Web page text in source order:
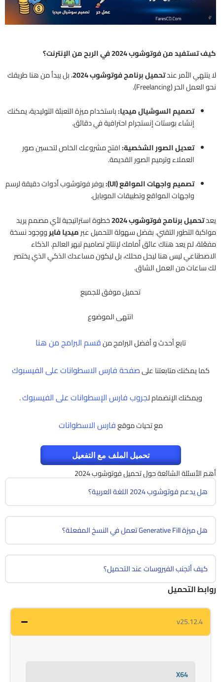
كيف تستفيد من فوتوشوب 2024 في الربح من الإنترنت؟
لا ينتهي الأمر عندتحميل برنامج فوتوشوب 2024
، بل يبدأ من هنا طريقك
نحو العمل الحر (Freelancing).
تصميم السوشيال ميديا:باستخدام ميزة التعبئة التوليدية، يمكنك
إنشاء بوستات إنستجرام احترافية في دقائق.
تعديل الصور الشخصية:افتح مشروعك الخاص لتحسين صور
العملاء وترميم الصور القديمة.
تصميم واجهات المواقع (UI):
يوفر فوتوشوب أدوات دقيقة لرسم
واجهات المواقع وتطبيقات الموبايل.
يعدتحميل برنامج فوتوشوب 2024
خطوة استراتيجية لأي مصمم يريد
مواكبة التطور التقني. بفضل سهولة التحميل عبرميديا فايرووجود نسخة
مفعّلة، لم يعد هناك عائق أمامك لإنتاج تصاميم تبهر العالم. الذكاء
الاصطناعي ليس هنا ليحل محلك، بل ليكون مساعدك الذكي الذي يختصر
لك ساعات من العمل الشاق.
تحميل موفق للجميع
انتهى الموضوع
تابع أحدث و أفضل البرامج منقسم البرامج من هنا
كما يمكنك متابعتنا علىصفحة فارس الاسطوانات على الفيسبوك
ويمكنك الإنضمام لجروب فارس الإسطوانات على الفيسبوك.
مع تحيات موقعفارس الاسطوانات
تحميل الملف مع التفعيل
أهم الأسئلة الشائعة حول تحميل فوتوشوب 2024
هل يدعم فوتوشوب 2024 اللغة العربية؟
هل ميزة Generative Fill تعمل في النسخ المفعلة؟
كيف أتجنب الفيروسات عند التحميل؟
روابط التحميل
v25.12.4
X64